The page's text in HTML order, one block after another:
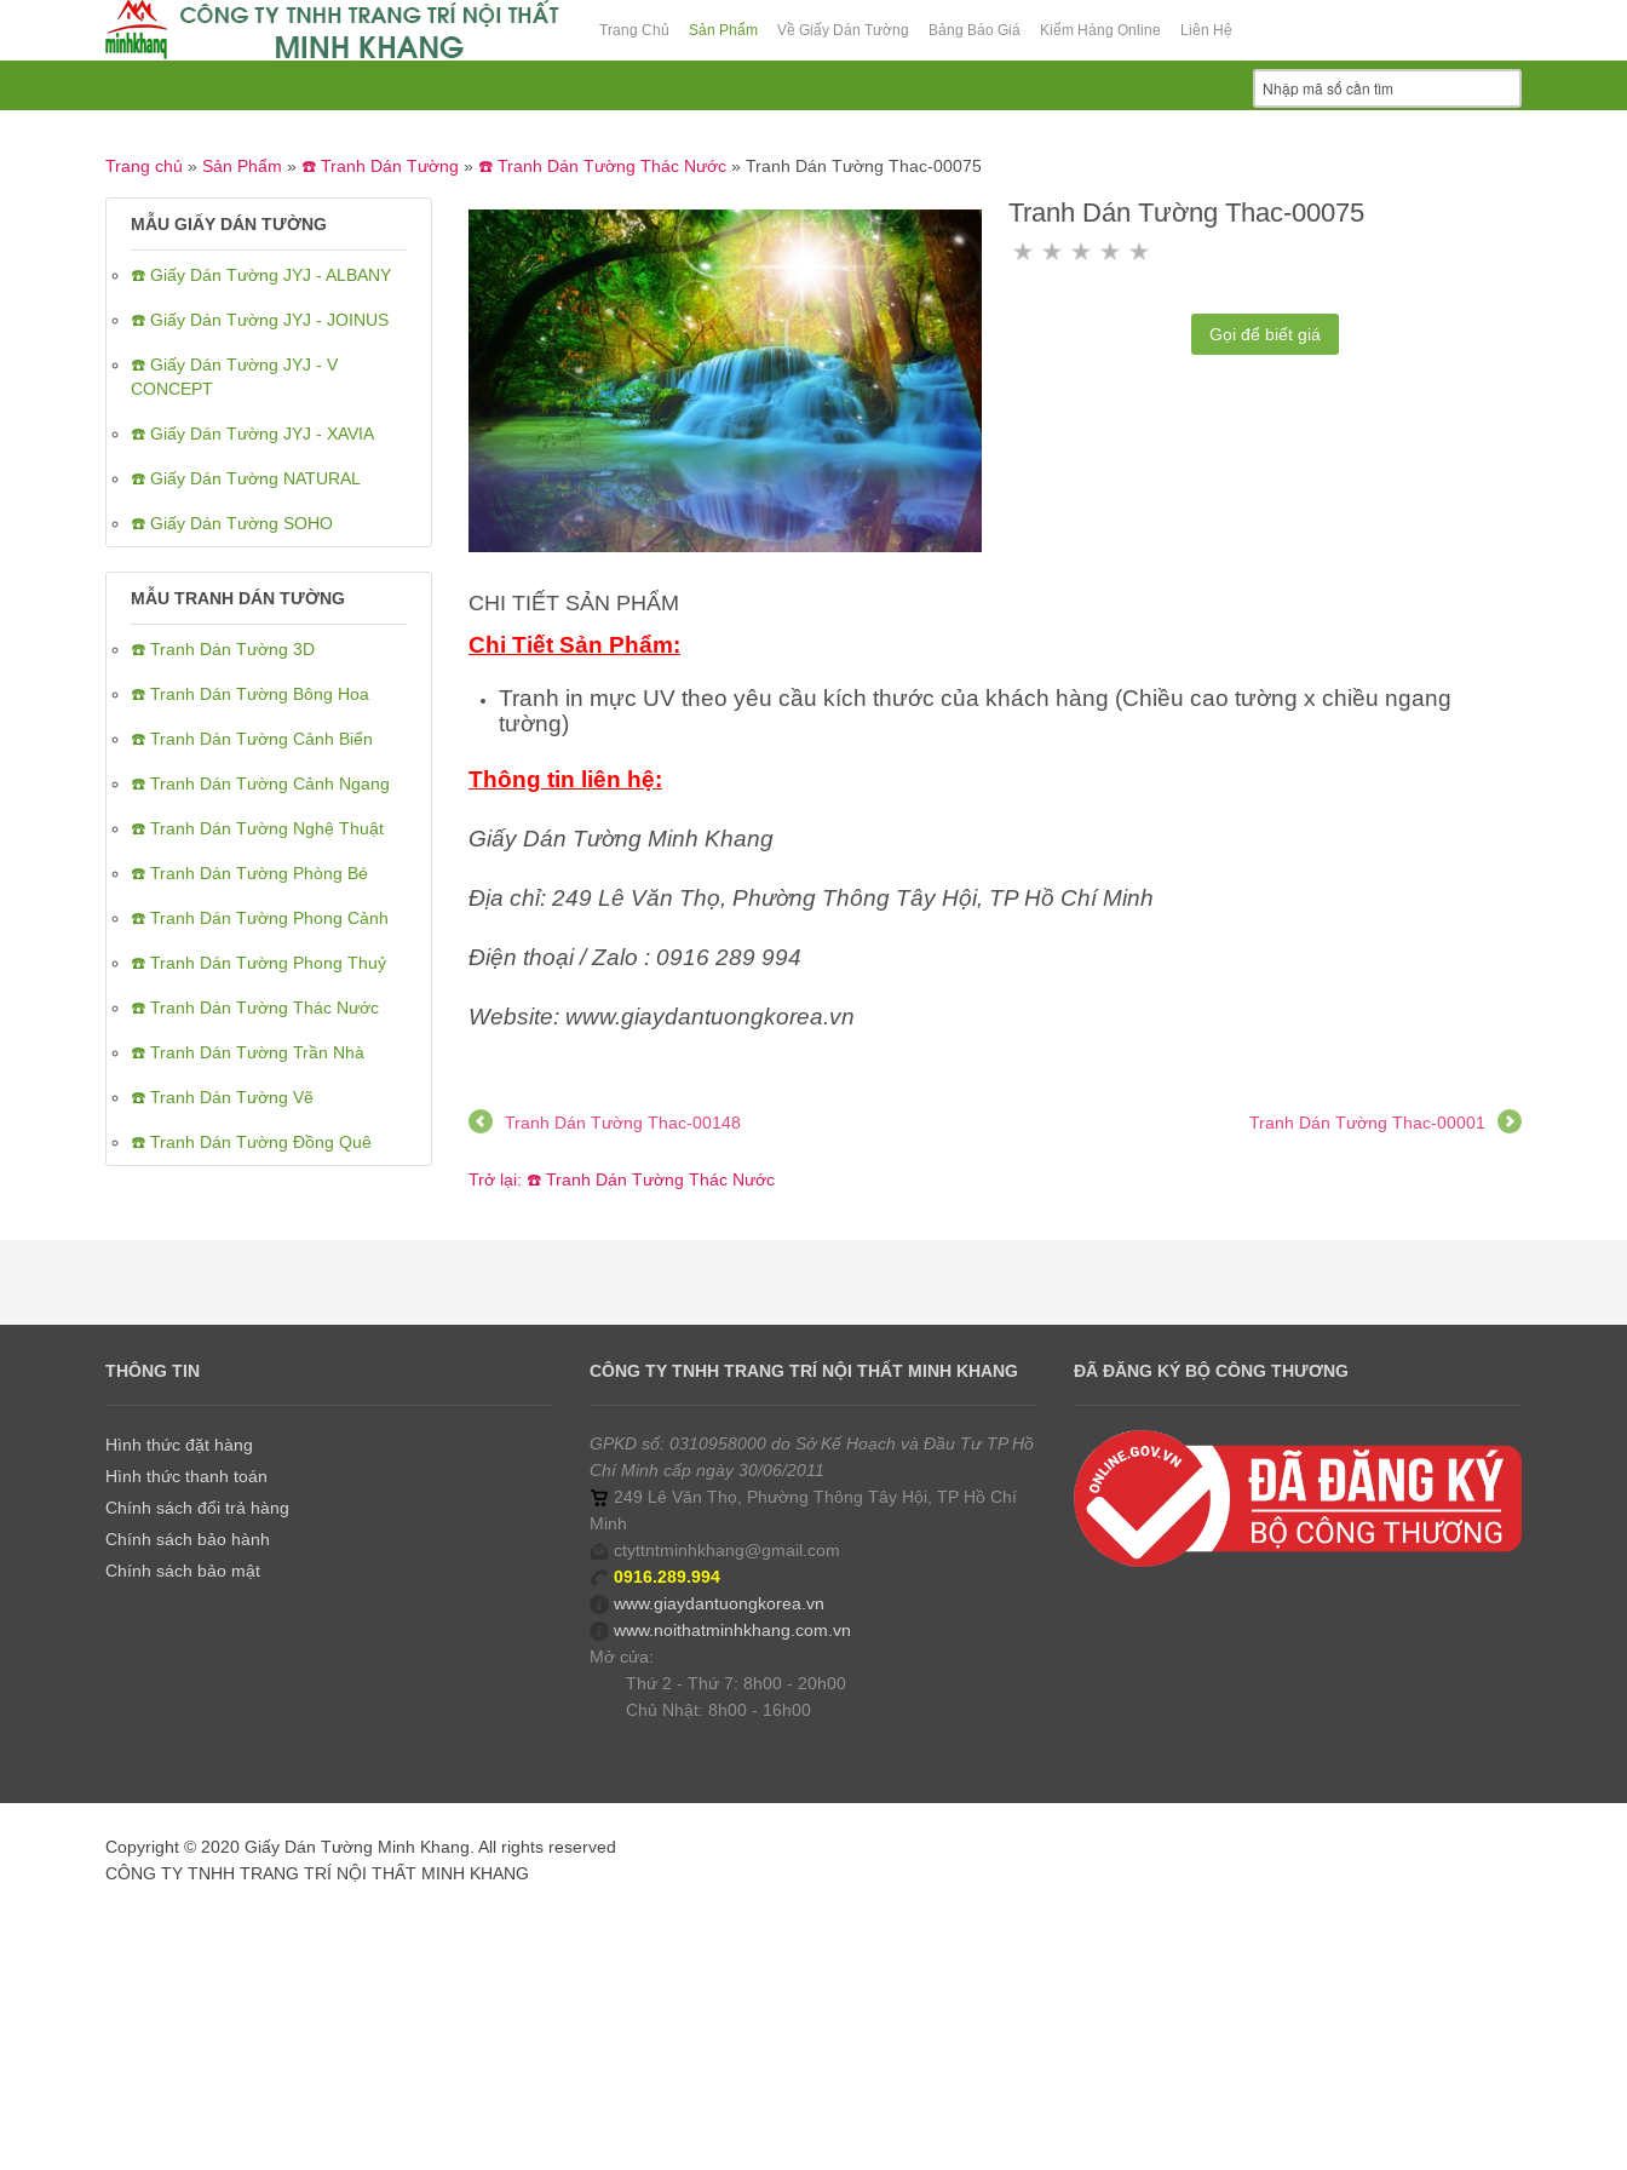
Trang Chủ Sản Phẩm Về Giấy Dán Tường Bảng Báo Giá Kiểm Hàng Online Liên Hệ
Trang chủ » Sản Phẩm » ☎️ Tranh Dán Tường » ☎️ Tranh Dán Tường Thác Nước » Tranh Dán Tường Thac-00075
MẪU GIẤY DÁN TƯỜNG
☎️ Giấy Dán Tường JYJ - ALBANY
☎️ Giấy Dán Tường JYJ - JOINUS
☎️ Giấy Dán Tường JYJ - V
CONCEPT
☎️ Giấy Dán Tường JYJ - XAVIA
☎️ Giấy Dán Tường NATURAL
☎️ Giấy Dán Tường SOHO
MẪU TRANH DÁN TƯỜNG
☎️ Tranh Dán Tường 3D
☎️ Tranh Dán Tường Bông Hoa
☎️ Tranh Dán Tường Cảnh Biển
☎️ Tranh Dán Tường Cảnh Ngang
☎️ Tranh Dán Tường Nghệ Thuật
☎️ Tranh Dán Tường Phòng Bé
☎️ Tranh Dán Tường Phong Cảnh
☎️ Tranh Dán Tường Phong Thuỷ
☎️ Tranh Dán Tường Thác Nước
☎️ Tranh Dán Tường Trần Nhà
☎️ Tranh Dán Tường Vẽ
☎️ Tranh Dán Tường Đồng Quê
Tranh Dán Tường Thac-00075
Gọi để biết giá
CHI TIẾT SẢN PHẨM
Chi Tiết Sản Phẩm:
Tranh in mực UV theo yêu cầu kích thước của khách hàng (Chiều cao tường x chiều ngang
tường)
Thông tin liên hệ:
Giấy Dán Tường Minh Khang
Địa chỉ: 249 Lê Văn Thọ, Phường Thông Tây Hội, TP Hồ Chí Minh
Điện thoại / Zalo : 0916 289 994
Website: www.giaydantuongkorea.vn
Tranh Dán Tường Thac-00001
Tranh Dán Tường Thac-00148
Trở lại: ☎️ Tranh Dán Tường Thác Nước
THÔNG TIN
Hình thức đặt hàng
Hình thức thanh toán
Chính sách đổi trả hàng
Chính sách bảo hành
Chính sách bảo mật
CÔNG TY TNHH TRANG TRÍ NỘI THẤT MINH KHANG
GPKD số: 0310958000 do Sở Kế Hoạch và Đầu Tư TP Hồ
Chí Minh cấp ngày 30/06/2011
249 Lê Văn Thọ, Phường Thông Tây Hội, TP Hồ Chí
Minh
ctyttntminhkhang@gmail.com
0916.289.994
www.giaydantuongkorea.vn
www.noithatminhkhang.com.vn
Mở cửa:
Thứ 2 - Thứ 7: 8h00 - 20h00
Chủ Nhật: 8h00 - 16h00
ĐÃ ĐĂNG KÝ BỘ CÔNG THƯƠNG
Copyright © 2020 Giấy Dán Tường Minh Khang. All rights reserved
CÔNG TY TNHH TRANG TRÍ NỘI THẤT MINH KHANG